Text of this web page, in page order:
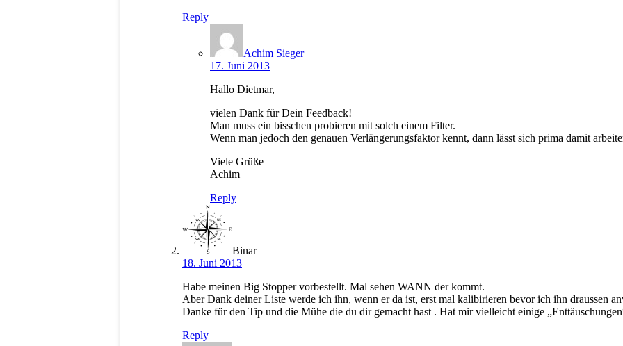
Reply
Achim Sieger
17. Juni 2013
Hallo Dietmar,
vielen Dank für Dein Feedback!
Man muss ein bisschen probieren mit solch einem Filter.
Wenn man jedoch den genauen Verlängerungsfaktor kennt, dann lässt sich prima damit
Viele Grüße
Achim
Reply
Binar
18. Juni 2013
Habe meinen Big Stopper vorbestellt. Mal sehen WANN der kommt.
Aber Dank deiner Liste werde ich ihn, wenn er da ist, erst mal kalibirieren bevor ich ihn draussen
Danke für den Tip und die Mühe die du dir gemacht hast . Hat mir vielleicht einige
Reply